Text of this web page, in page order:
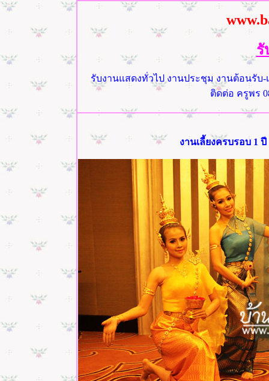
รั
รับงานแสดงทั่วไป งานประชุม งานต้อนรับ
ติดต่อ ครูพร
งานเลี้ยงครบรอบ 1